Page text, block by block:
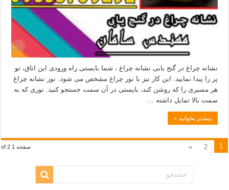
نشانه چراغ در گنج یابی نشانه چراغ ، شما بایستی راه ورودی این اتاق، تو
پر را پیدا نمایید. این کار نیز با نور چراغ مشخص می شود. نور نشانه چراغ
هر مسیری را که روشن کند، بایستی در آن سمت جستجو کنید. نوری که به
سمت بالا تمایل داشته …
بیشتر بخوانید »
صفحه 1 of 2 1
2
»